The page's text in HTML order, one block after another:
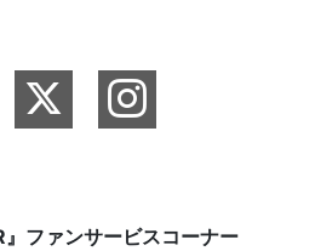
ファンサービスコーナー